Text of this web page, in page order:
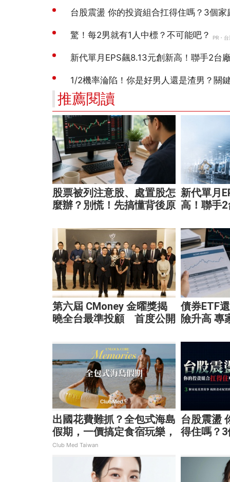
推薦閱讀
股票被列注意股、處置股怎
麼辦？別慌！先搞懂背後原
新代單月
高！聯手
第六屆 CMoney 金曜獎揭
曉全台最準投顧 首度公開
攻投顧、投信打造下一代
債券ETF
險升高 專
出國花費難抓？全包式海島
假期，一價搞定食宿玩樂，
省錢更省心！
Club Med Taiwan
台股震盪
得住嗎？